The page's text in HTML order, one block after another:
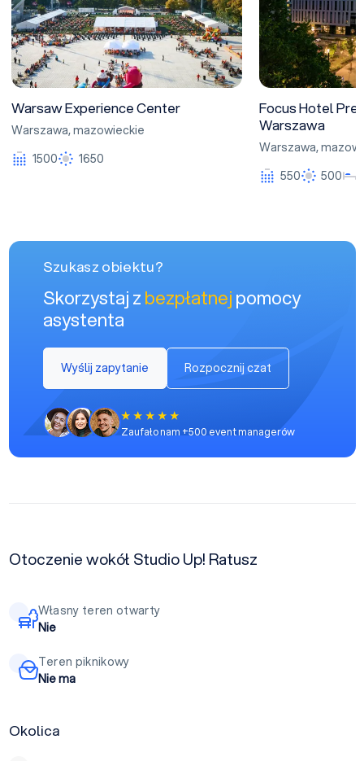
Warsaw Experience Center
Warszawa,mazowieckie
1500
1650
Focus Hotel
Warszawa
Warszawa,
550
500
Szukasz obiektu?
Skorzystaj zbezpłatnejpomocy
asystenta
Wyślij zapytanie Rozpocznij czat
Zaufało nam +500 event managerów
Otoczenie wokół Studio Up! Ratusz
Własny teren otwarty
Nie
Teren piknikowy
Nie ma
Okolica